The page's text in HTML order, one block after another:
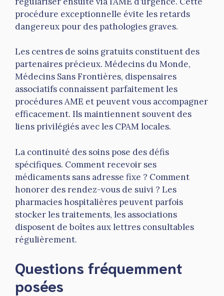
procédure exceptionnelle évite les retards
dangereux pour des pathologies graves.
Les centres de soins gratuits constituent des
partenaires précieux. Médecins du Monde,
Médecins Sans Frontières, dispensaires
associatifs connaissent parfaitement les
procédures AME et peuvent vous accompagner
efficacement. Ils maintiennent souvent des
liens privilégiés avec les CPAM locales.
La continuité des soins pose des défis
spécifiques. Comment recevoir ses
médicaments sans adresse fixe ? Comment
honorer des rendez-vous de suivi ? Les
pharmacies hospitalières peuvent parfois
stocker les traitements, les associations
disposent de boîtes aux lettres consultables
régulièrement.
Questions fréquemment
posées